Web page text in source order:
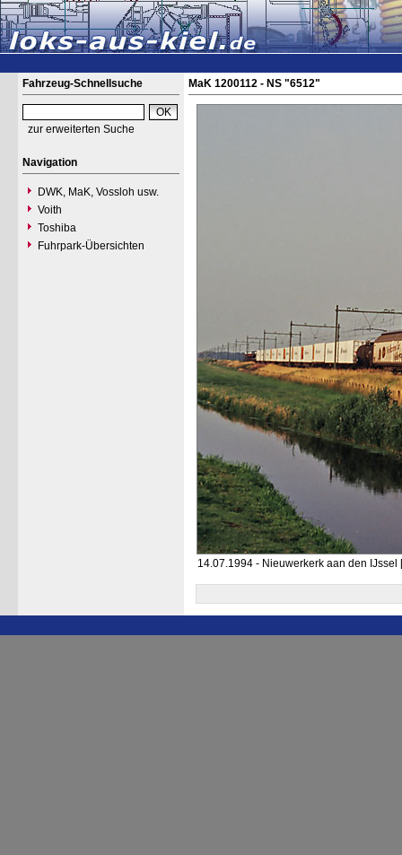
Fahrzeug-Schnellsuche
zur erweiterten Suche
Navigation
DWK, MaK, Vossloh usw.
Voith
Toshiba
Fuhrpark-Übersichten
MaK 1200112 - NS "6512"
14.07.1994 - Nieuwerkerk aan den IJssel